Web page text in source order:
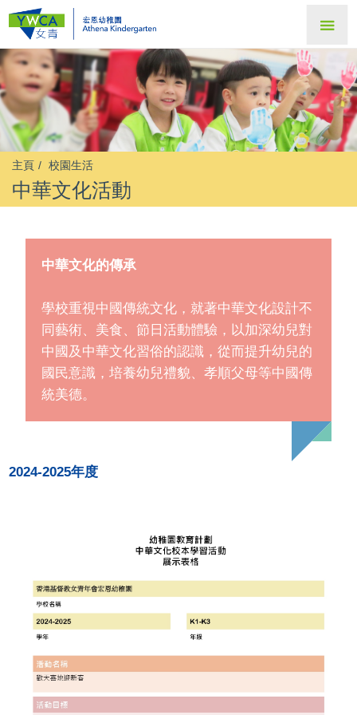
主頁 校園生活
中華文化活動
中華文化的傳承
學校重視中國傳統文化，就著中華文化設計不
同藝術、美食、節日活動體驗，以加深幼兒對
中國及中華文化習俗的認識，從而提升幼兒的
國民意識，培養幼兒禮貌、孝順父母等中國傳
統美德。
2024-2025年度